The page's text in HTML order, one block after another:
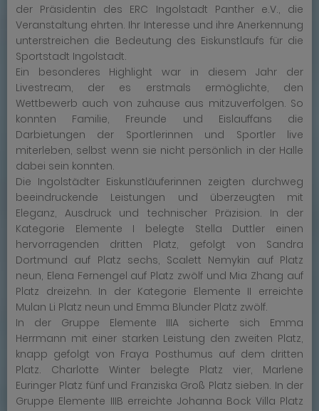
der Präsidentin des ERC Ingolstadt Panther e.V., die
Veranstaltung ehrten. Ihr Interesse und ihre Anerkennung
unterstreichen die Bedeutung des Eiskunstlaufs für die
Sportstadt Ingolstadt.
Ein besonderes Highlight war in diesem Jahr der
Livestream, der es erstmals ermöglichte, den
Wettbewerb auch von zuhause aus mitzuverfolgen. So
konnten Familie, Freunde und Eislauffans die
Darbietungen der Sportlerinnen und Sportler live
miterleben, selbst wenn sie nicht persönlich in der Halle
dabei sein konnten.
Die Ingolstädter Eiskunstläuferinnen zeigten durchweg
beeindruckende Leistungen und überzeugten mit
Eleganz, Ausdruck und technischer Präzision. In der
Kategorie Elemente I belegte Stella Duttler einen
hervorragenden dritten Platz, gefolgt von Sandra
Dortmund auf Platz sechs, Scalett Nemykin auf Platz
neun, Elena Fernengel auf Platz zwölf und Mia Zhang auf
Platz dreizehn. In der Kategorie Elemente II erreichte
Mulan Li Platz neun und Emma Blunder Platz zwölf.
In der Gruppe Elemente IIIA sicherte sich Emma
Herrmann mit einer starken Leistung den zweiten Platz,
knapp gefolgt von Fraya Posthumus auf dem dritten
Platz. Charlotte Winter belegte Platz vier, Marlene
Euringer Platz fünf und Franziska Groß Platz sieben. In der
Gruppe Elemente IIIB erreichte Johanna Bock Villa Platz